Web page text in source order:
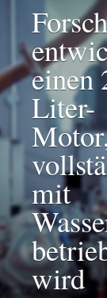
einen
Liter-
mit
wird